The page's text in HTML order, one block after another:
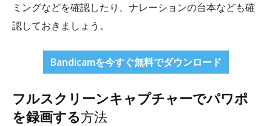
ミングなどを確認したり、ナレーションの台本なども確
認しておきましょう。
Bandicamを今すぐ無料でダウンロード
フルスクリーンキャプチャーでパワポ
を録画する方法